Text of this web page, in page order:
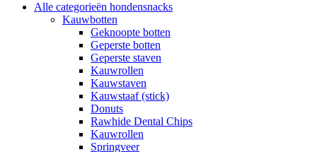
Alle categorieën hondensnacks
Kauwbotten
Geknoopte botten
Geperste botten
Geperste staven
Kauwrollen
Kauwstaven
Kauwstaaf (stick)
Donuts
Rawhide Dental Chips
Kauwrollen
Springveer